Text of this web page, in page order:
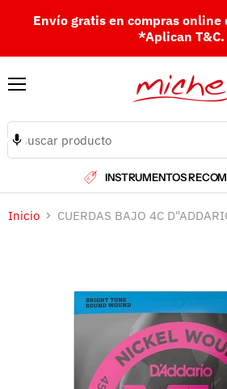
Envío gratis en compras
*Aplican T&C.
INSTRUMENTOS
Inicio CUERDAS BAJO 4C